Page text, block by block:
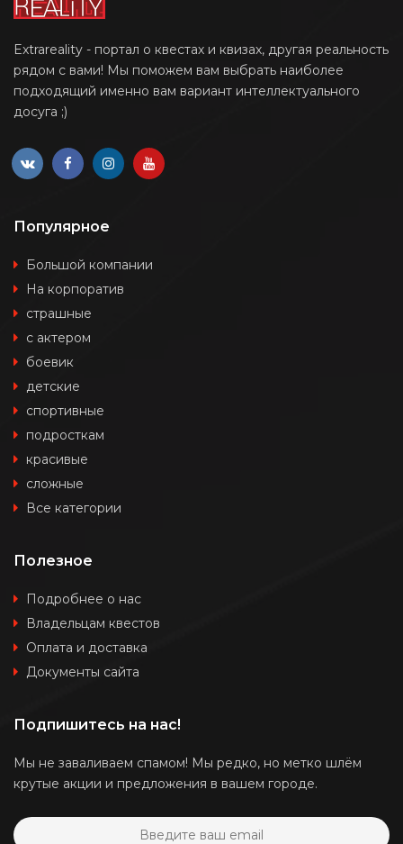
Extrareality - портал о квестах и квизах, другая реальность
рядом с вами! Мы поможем вам выбрать наиболее
подходящий именно вам вариант интеллектуального
досуга ;)
Популярное
Большой компании
На корпоратив
страшные
с актером
боевик
детские
спортивные
подросткам
красивые
сложные
Все категории
Полезное
Подробнее о нас
Владельцам квестов
Оплата и доставка
Документы сайта
Подпишитесь на нас!
Мы не заваливаем спамом! Мы редко, но метко шлём
крутые акции и предложения в вашем городе.